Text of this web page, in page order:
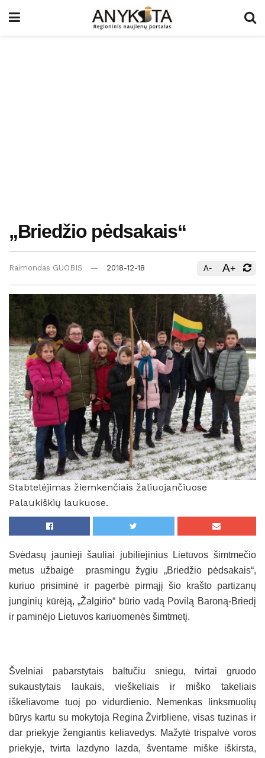
„Briedžio pėdsakais“
Raimondas GUOBIS 2018-12-18 A- A+
Stabtelėjimas žiemkenčiais žaliuojančiuose
Palaukiškių laukuose.
Svėdasų jaunieji šauliai jubiliejinius Lietuvos šimtmečio
metus užbaigė prasmingu žygiu „Briedžio pėdsakais“,
kuriuo prisiminė ir pagerbė pirmąjį šio krašto partizanų
junginių kūrėją, „Žalgirio“ būrio vadą Povilą Baroną-Briedį
ir paminėjo Lietuvos kariuomenės šimtmetį.
Švelniai pabarstytais baltučiu sniegu, tvirtai gruodo
sukaustytais laukais, vieškeliais ir miško takeliais
iškeliavome tuoj po vidurdienio. Nemenkas linksmuolių
būrys kartu su mokytoja Regina Žvirbliene, visas tuzinas ir
dar priekyje žengiantis keliavedys. Mažytė trispalvė voros
priekyje, tvirta lazdyno lazda, šventame miške iškirsta,